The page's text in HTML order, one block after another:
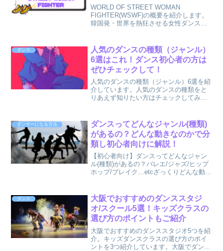
の魅力/WSWF
WORLD OF STREET WOMAN
FIGHTER(WSWF)の概要を紹介します。
韓国発・世界を熱狂させる女性ダンスバ
ダンス
人気のダンスの種類（ジャンル）
6選はこれ！ダンス初心者の方は
ぜひチェックして！
人気のダンスの種類（ジャンル）6選を紹
介しています。人気のダンスの種類をと
りあえず知りたい方はチェックしてみて
ダンサーになる方法
ダンスってどんなジャンル(種類)
があるの？どんな動きなのかで分
類し初心者向けに解説！
【初心者向け】ダンスってどんなジャン
ル(種類)があるの？バレエ/ジャズ/ヒップ
ホップ/ブレイク…etcざっくりどんな動き
ダンス
大阪でおすすめのダンススタジ
オ/スクール5選！キッズクラスの
選び方のポイントもご紹介
大阪でおすすめのダンススタジオ5つを紹
介。キッズダンスクラスの選び方のポイ
ントを3つ紹介しています。大阪でダンス